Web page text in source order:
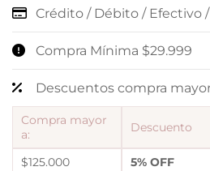
Crédito / Débito / Efectivo
Compra Mínima $29.999
Descuentos compra
Compra mayor
a:
Descuento
$125.000
5% OFF